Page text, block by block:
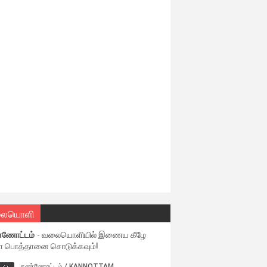
- வலையொளியில் இணைய கீழே
பொத்தானை சொடுக்கவும்!